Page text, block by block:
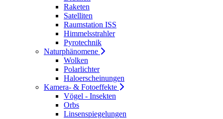
Raketen
Satelliten
Raumstation ISS
Himmelsstrahler
Pyrotechnik
Naturphänomene
Wolken
Polarlichter
Haloerscheinungen
Kamera- & Fotoeffekte
Vögel - Insekten
Orbs
Linsenspiegelungen